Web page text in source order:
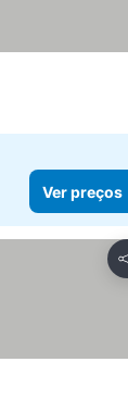
Ver preços